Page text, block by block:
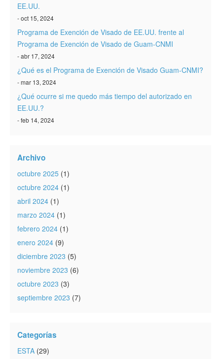
EE.UU.
- oct 15, 2024
Programa de Exención de Visado de EE.UU. frente al
Programa de Exención de Visado de Guam-CNMI
- abr 17, 2024
¿Qué es el Programa de Exención de Visado Guam-CNMI?
- mar 13, 2024
¿Qué ocurre si me quedo más tiempo del autorizado en
EE.UU.?
- feb 14, 2024
Archivo
octubre 2025 (1)
octubre 2024 (1)
abril 2024 (1)
marzo 2024 (1)
febrero 2024 (1)
enero 2024 (9)
diciembre 2023 (5)
noviembre 2023 (6)
octubre 2023 (3)
septiembre 2023 (7)
Categorías
ESTA (29)